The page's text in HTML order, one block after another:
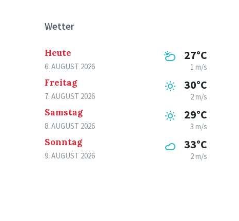
Wetter
Heute
6. AUGUST 2026
27°C
1 m/s
Freitag
7. AUGUST 2026
30°C
2 m/s
Samstag
8. AUGUST 2026
29°C
3 m/s
Sonntag
9. AUGUST 2026
33°C
2 m/s